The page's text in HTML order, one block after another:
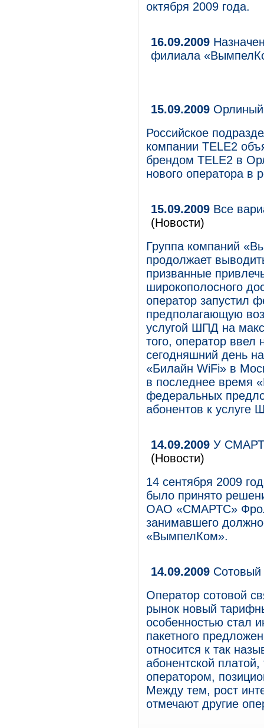
октября 2009 года.
16.09.2009
филиала
15.09.2009 Орлиный
Российское
компании TELE2
брендом TELE2 в
нового оператора в
15.09.2009 Все
(Новости)
Группа компаний
продолжает
призванные
широкополосного
оператор запустил
предполагающую
услугой ШПД на
того, оператор
сегодняшний день
«Билайн WiFi» в
в последнее время
федеральных
абонентов к услуге
14.09.2009 У
(Новости)
14 сентября 2009
было принято
ОАО «СМАРТС»
занимавшего
«ВымпелКом».
14.09.2009 Сотовый
Оператор сотовой
рынок новый
особенностью стал
пакетного
относится к так
абонентской
оператором,
Между тем, рост
отмечают другие